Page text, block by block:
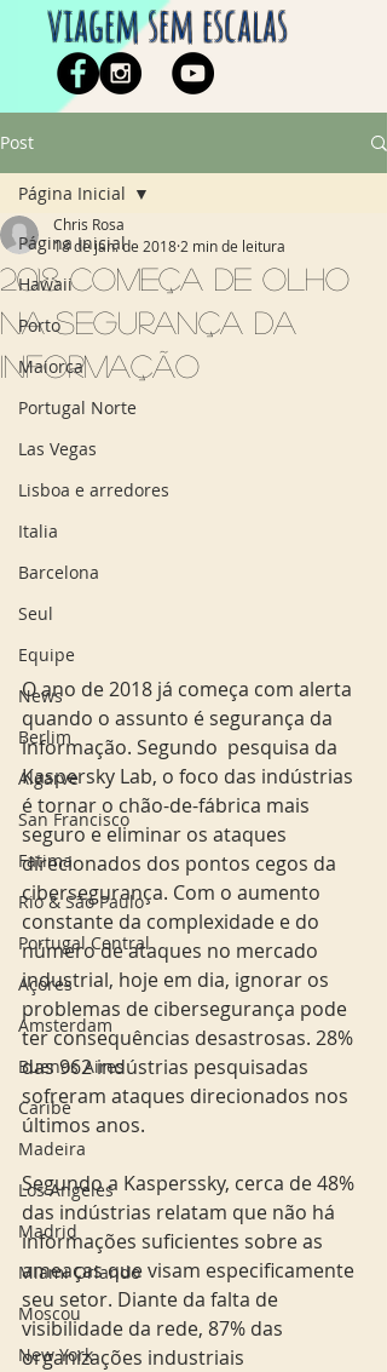
viagem sem escalas
Post
Página Inicial
Hawaii
Porto
Maiorca
Portugal Norte
Las Vegas
Lisboa e arredores
Italia
Barcelona
Seul
Equipe
News
Berlim
Algarve
San Francisco
Fatima
Rio & São Paulo
Portugal Central
Açores
Amsterdam
Buenos Aires
Caribe
Madeira
Los Angeles
Madrid
Miami Orlando
Moscou
New York
Página Inicial
2018 começa de olho
na segurança da
informação
Chris Rosa
18 de jan. de 2018 2 min de leitura
O ano de 2018 já começa com alerta
quando o assunto é segurança da
informação. Segundo  pesquisa da
Kaspersky Lab, o foco das indústrias
é tornar o chão-de-fábrica mais
seguro e eliminar os ataques
direcionados dos pontos cegos da
cibersegurança. Com o aumento
constante da complexidade e do
número de ataques no mercado
industrial, hoje em dia, ignorar os
problemas de cibersegurança pode
ter consequências desastrosas. 28%
das 962 indústrias pesquisadas
sofreram ataques direcionados nos
últimos anos.
Segundo a Kasperssky, cerca de 48%
das indústrias relatam que não há
informações suficientes sobre as
ameaças que visam especificamente
seu setor. Diante da falta de
visibilidade da rede, 87% das
organizações industriais